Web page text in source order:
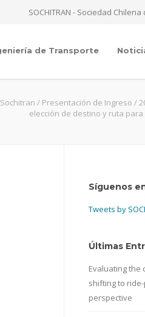
SOCHITRAN - Sociedad
de Transporte
Sochitran / Presentación de Ingreso /
elección de destino y ruta
Síguenos
Tweets by
Últimas
Evaluating the
shifting to
perspective